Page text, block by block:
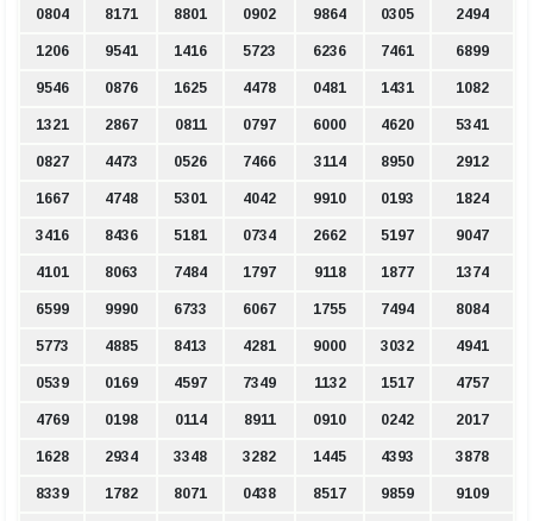
0804 8171 8801 0902 9864 0305 2494
1206 9541 1416 5723 6236 7461 6899
9546 0876 1625 4478 0481 1431 1082
1321 2867 0811 0797 6000 4620 5341
0827 4473 0526 7466 3114 8950 2912
1667 4748 5301 4042 9910 0193 1824
3416 8436 5181 0734 2662 5197 9047
4101 8063 7484 1797 9118 1877 1374
6599 9990 6733 6067 1755 7494 8084
5773 4885 8413 4281 9000 3032 4941
0539 0169 4597 7349 1132 1517 4757
4769 0198 0114 8911 0910 0242 2017
1628 2934 3348 3282 1445 4393 3878
8339 1782 8071 0438 8517 9859 9109